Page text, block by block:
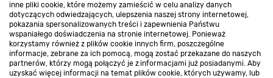
inne pliki cookie, które możemy zamieścić w celu analizy danych
dotyczących odwiedzających, ulepszenia naszej strony internetowej,
pokazania spersonalizowanych treści i zapewnienia Państwu
wspaniałego doświadczenia na stronie internetowej. Ponieważ
korzystamy również z plików cookie innych firm, poszczególne
informacje, zebrane za ich pomocą, mogą zostać przekazane do naszych
partnerów, którzy mogą połączyć je z informacjami już posiadanymi. Aby
uzyskać więcej informacji na temat plików cookie, których używamy, lub
Kontakt do sklepu
Strefa biznesu